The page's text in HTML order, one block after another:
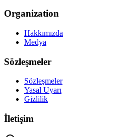
Organization
Hakkımızda
Medya
Sözleşmeler
Sözleşmeler
Yasal Uyarı
Gizlilik
İletişim